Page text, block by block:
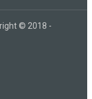
© 2018 -